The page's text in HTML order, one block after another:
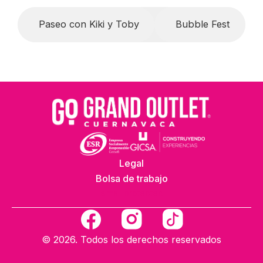
Paseo con Kiki y Toby Bubble Fest
Legal
Bolsa de trabajo
F
a
© 2026. Todos los derechos reservados